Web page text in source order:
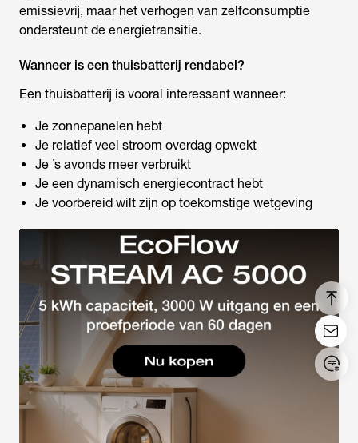
Inloggen/Registreren
United States (English)
emissievrij, maar het verhogen van zelfconsumptie
ondersteunt de energietransitie.
Wanneer is een thuisbatterij rendabel?
Een thuisbatterij is vooral interessant wanneer:
Je zonnepanelen hebt
Je relatief veel stroom overdag opwekt
Je ’s avonds meer verbruikt
Je een dynamisch energiecontract hebt
Je voorbereid wilt zijn op toekomstige wetgeving